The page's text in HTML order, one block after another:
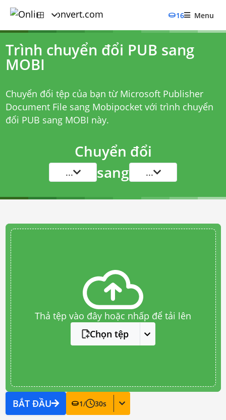
16 Menu
Trình chuyển đổi PUB sang
MOBI
Chuyển đổi tệp của bạn từ Microsoft Publisher
Document File sang Mobipocket với trình chuyển
đổi PUB sang MOBI này.
Chuyển đổi
... sang ...
Thả tệp vào đây hoặc nhấp để tải lên
Chọn tệp
BẮT ĐẦU 1/ 30s